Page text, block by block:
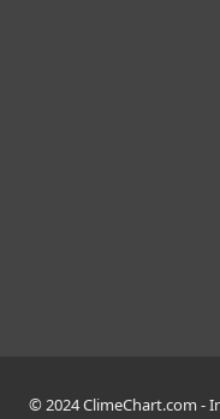
© 2024 ClimeChart.com -